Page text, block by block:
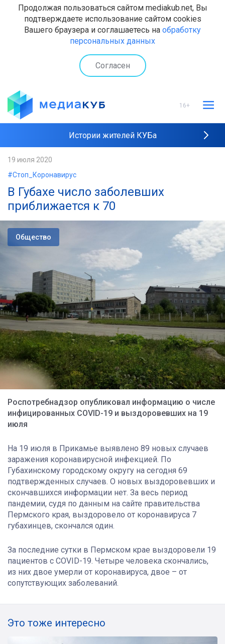
Продолжая пользоваться сайтом mediakub.net, Вы
подтверждаете использование сайтом cookies
Вашего браузера и соглашаетесь на обработку
персональных данных
Согласен
16+
Истории жителей КУБа
Наши интервью
19 июля 2020
#Стоп_Коронавирус
В Губахе число заболевших
приближается к 70
Общество
Роспотребнадзор опубликовал информацию о числе
инфицированных COVID-19 и выздоровевших на 19
июля
На 19 июля в Прикамье выявлено 89 новых случаев
заражения коронавирусной инфекцией. По
Губахинскому городскому округу на сегодня 69
подтвержденных случаев. О новых выздоровевших и
скончавшихся информации нет. За весь период
пандемии, судя по данным на сайте правительства
Пермского края, выздоровело от коронавируса 7
губахинцев, скончался один.
За последние сутки в Пермском крае выздоровели 19
пациентов с COVID-19. Четыре человека скончались,
из них двое умерли от коронавируса, двое – от
сопутствующих заболеваний.
Это тоже интересно